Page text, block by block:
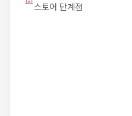
스토어 단계점